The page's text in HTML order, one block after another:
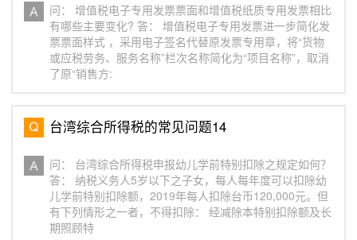
问： 增值税电子专用发票票面和增值税纸质专用发票相比
有哪些主要变化? 答： 增值税电子专用发票进一步简化发
票票面样式 ，采用电子签名代替原发票专用章，将“货物
或应税劳务、服务名称”栏次名称简化为“项目名称”，取消
了原“销售方:
台湾综合所得税的常见问题14
问： 台湾综合所得税申报幼儿学前特别扣除之规定如何？
答： 纳税义务人5岁以下之子女，每人每年度可以扣除幼
儿学前特别扣除额，2019年每人扣除台币120,000元。但
有下列情形之一者，不得扣除： 经减除本特别扣除额及长
期照顾特